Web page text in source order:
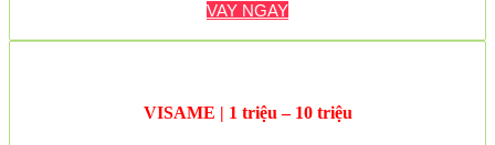
VAY NGAY
VISAME | 1 triệu – 10 triệu